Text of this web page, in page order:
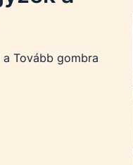
Tovább gombra